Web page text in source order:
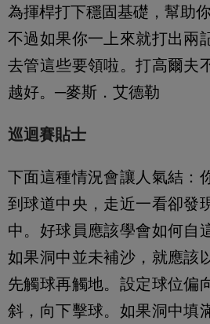
為揮桿打下穩固基礎，幫助
不過如果你一上來就打出兩
去管這些要領啦。打高爾夫
越好。─麥斯．艾德勒
巡迴賽貼士
下面這種情況會讓人氣結：
到球道中央，走近一看卻發
中。好球員應該學會如何自
如果洞中並未補沙，就應該
先觸球再觸地。設定球位偏
斜，向下擊球。如果洞中填